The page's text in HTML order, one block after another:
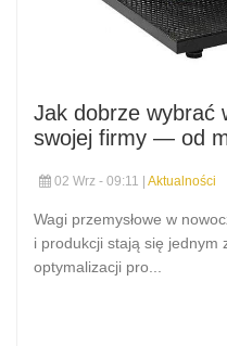
Jak dobrze wybrać
swojej firmy — od
02 Wrz - 09:11 | Aktualności
Wagi przemysłowe w
i produkcji stają się jednym
optymalizacji pro...